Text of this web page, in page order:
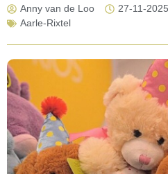
Anny van de Loo 27-11-2025
Aarle-Rixtel